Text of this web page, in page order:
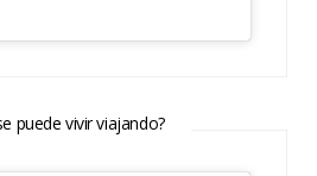
puede vivir viajando?